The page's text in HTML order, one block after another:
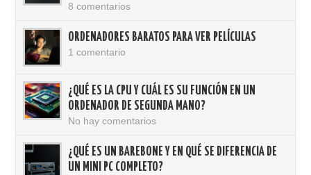
8 comentarios
ORDENADORES BARATOS PARA VER PELÍCULAS
1 comentario
¿QUÉ ES LA CPU Y CUÁL ES SU FUNCIÓN EN UN
ORDENADOR DE SEGUNDA MANO?
No hay comentarios
¿QUÉ ES UN BAREBONE Y EN QUÉ SE DIFERENCIA DE
UN MINI PC COMPLETO?